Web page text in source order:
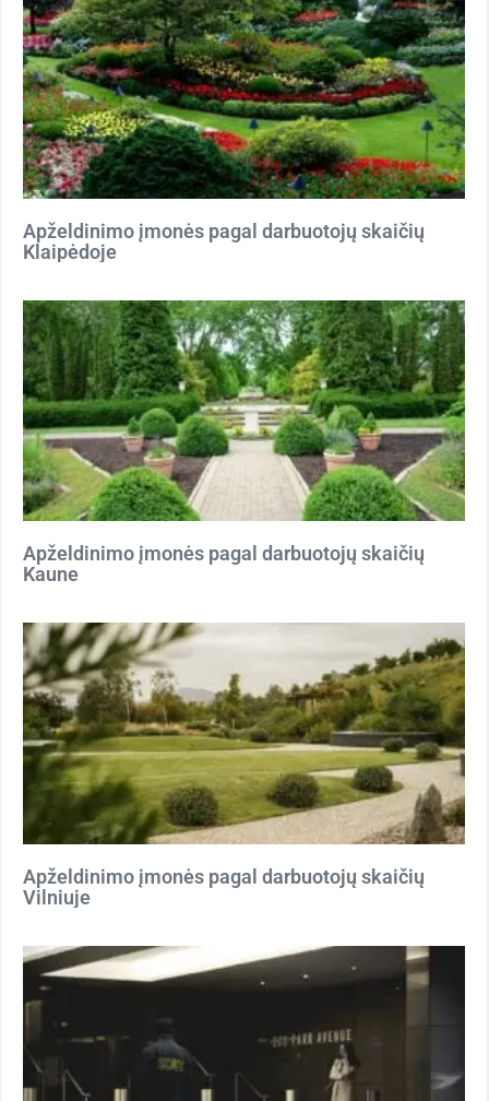
Apželdinimo įmonės pagal darbuotojų skaičių
Klaipėdoje
Apželdinimo įmonės pagal darbuotojų skaičių
Kaune
Apželdinimo įmonės pagal darbuotojų skaičių
Vilniuje